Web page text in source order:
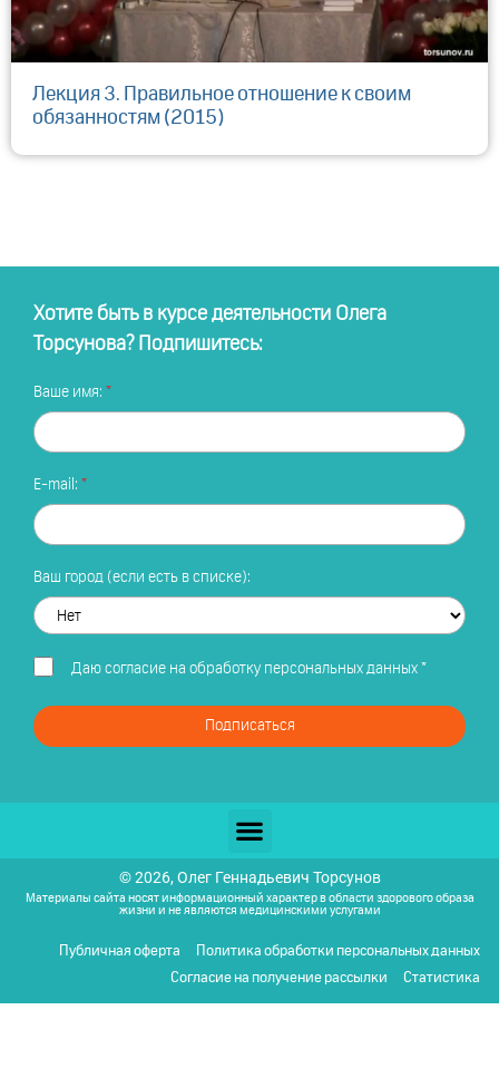
Лекция 3. Правильное отношение к своим
обязанностям (2015)
Хотите быть в курсе деятельности Олега
Торсунова? Подпишитесь:
Ваше имя:
E-mail:
Ваш город (если есть в списке):
Даю согласие на обработку персональных данных*
Подписаться
© 2026, Олег Геннадьевич Торсунов
Материалы сайта носят информационный характер в области здорового образа
жизни и не являются медицинскими услугами
Публичная оферта
Политика обработки персональных данных
Согласие на получение рассылки
Статистика